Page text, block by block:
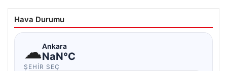
Hava Durumu
☁Ankara
NaN°C
ŞEHIR SEÇ